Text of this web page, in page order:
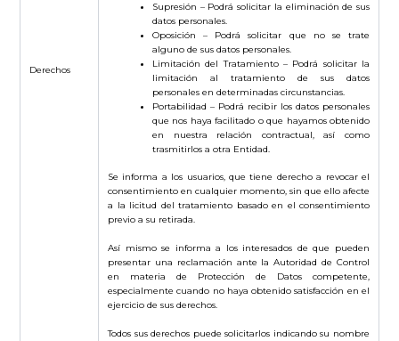
Derechos
Supresión – Podrá solicitar la eliminación de sus
datos personales.
Oposición – Podrá solicitar que no se trate
alguno de sus datos personales.
Limitación del Tratamiento – Podrá solicitar la
limitación al tratamiento de sus datos
personales en determinadas circunstancias.
Portabilidad – Podrá recibir los datos personales
que nos haya facilitado o que hayamos obtenido
en nuestra relación contractual, así como
trasmitirlos a otra Entidad.
Se informa a los usuarios, que tiene derecho a revocar el
consentimiento en cualquier momento, sin que ello afecte
a la licitud del tratamiento basado en el consentimiento
previo a su retirada.
Así mismo se informa a los interesados de que pueden
presentar una reclamación ante la Autoridad de Control
en materia de Protección de Datos competente,
especialmente cuando no haya obtenido satisfacción en el
ejercicio de sus derechos.
Todos sus derechos puede solicitarlos indicando su nombre